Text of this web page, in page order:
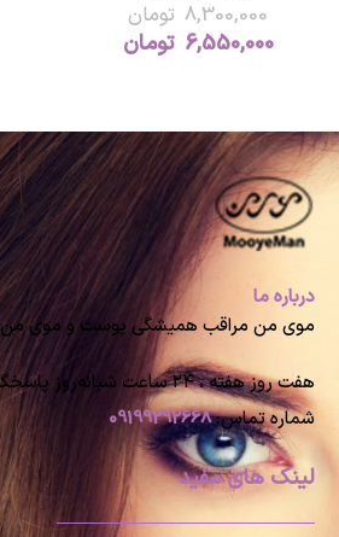
8,300,000 تومان
6,550,000 تومان
درباره ما
موی من مراقب همیشگی پوست و موی من
هفت روز هفته ، ۲۴ ساعت شبانه‌روز پاسخگوی شما هستیم
شماره تماس:09199292668
لینک های مفید